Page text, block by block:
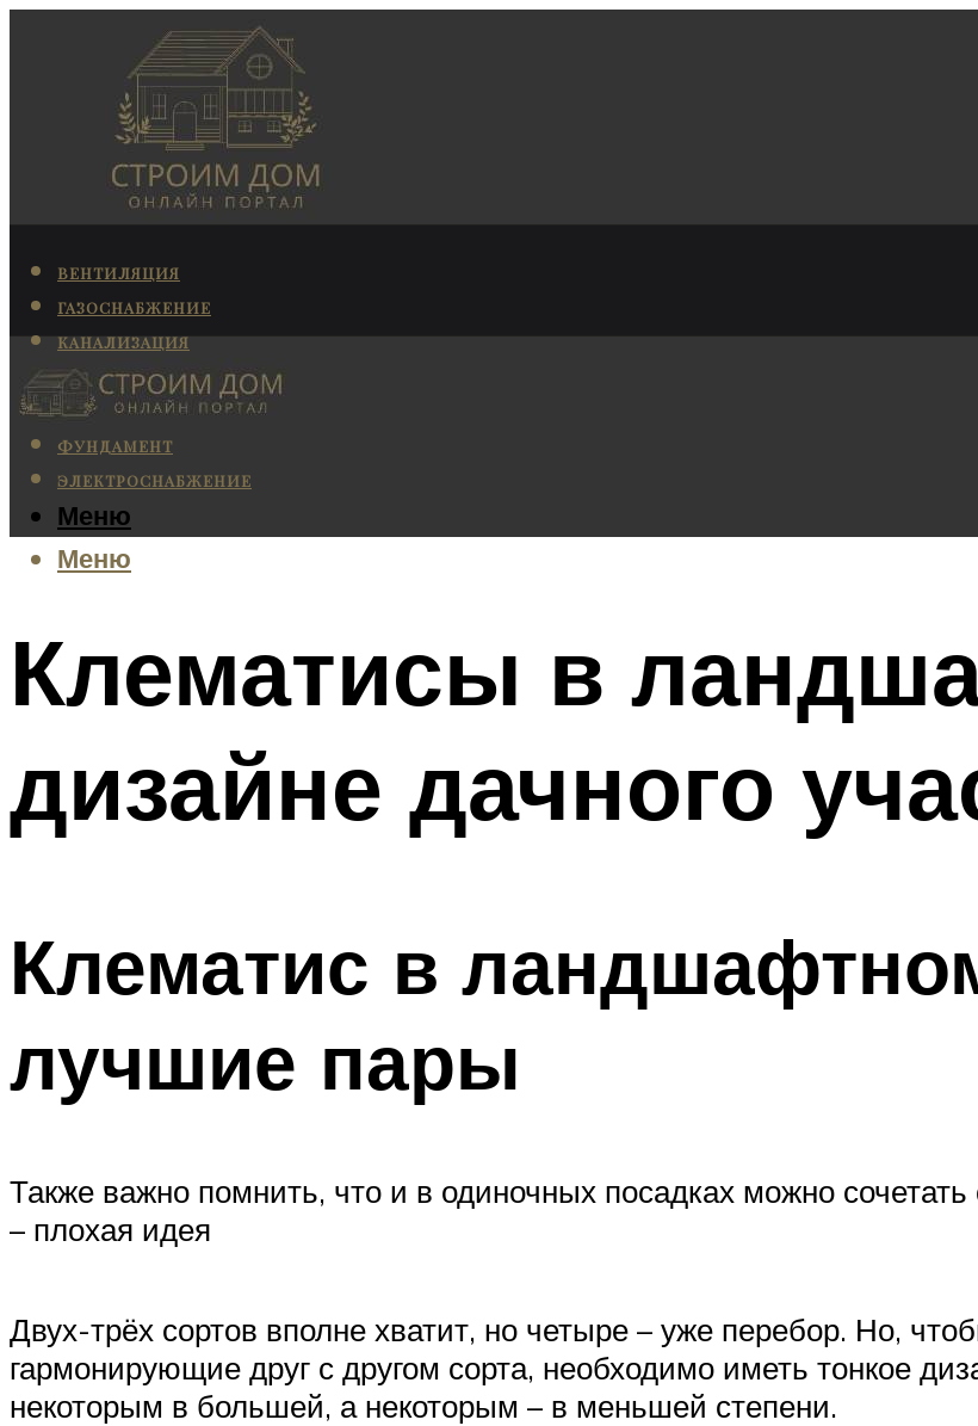
ВЕНТИЛЯЦИЯ
ГАЗОСНАБЖЕНИЕ
КАНАЛИЗАЦИЯ
КОНДИЦИОНИРОВАНИЕ
ОТОПЛЕНИЕ
ФУНДАМЕНТ
ЭЛЕКТРОСНАБЖЕНИЕ
Меню
Меню
Клематисы в
дизайне дачного
Клематис в
лучшие пары
Также важно помнить, что и в одиночных посадках можно
– плохая идея
Двух-трёх сортов вполне хватит, но четыре – уже перебор. Но,
гармонирующие друг с другом сорта, необходимо иметь тонкое
некоторым в большей, а некоторым – в меньшей степени.